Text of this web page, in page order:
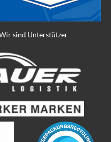
sind Unterstützer